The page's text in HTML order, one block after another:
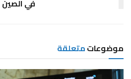
في الصين
موضوعاتمتعلقة